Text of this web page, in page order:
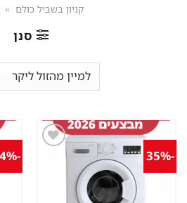
קניון בשביל כולם »
סנן
-35%
-34%